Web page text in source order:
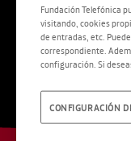
Fundación Telefónica
visitando, cookies
de entradas, etc.
correspondiente.
configuración. Si
CONFIGURACIÓN